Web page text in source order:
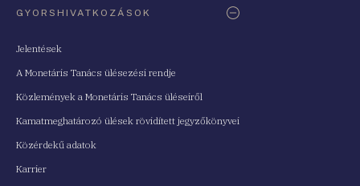
GYORSHIVATKOZÁSOK
Jelentések
A Monetáris Tanács ülésezési rendje
Közlemények a Monetáris Tanács üléseiről
Kamatmeghatározó ülések rövidített jegyzőkönyvei
Közérdekű adatok
Karrier